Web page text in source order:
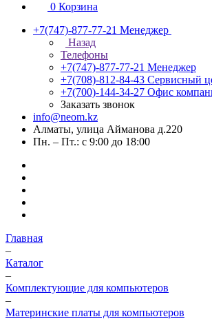
0 Корзина
+7(747)-877-77-21 Менеджер
Назад
Телефоны
+7(747)-877-77-21 Менеджер
+7(708)-812-84-43 Сервисный
+7(700)-144-34-27 Офис
Заказать звонок
info@neom.kz
Алматы, улица Айманова д.220
Пн. – Пт.: с 9:00 до 18:00
Главная
–
Каталог
–
Комплектующие для компьютеров
–
Материнские платы для компьютеров